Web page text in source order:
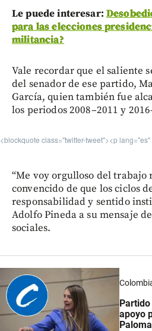
Le puede interesar:
para las elecciones
militancia?
Vale recordar que el saliente
del senador de ese partido,
García, quien también fue
los periodos 2008–2011 y
<blockquote class="twitter-tweet"><p
“Me voy orgulloso del trabajo
convencido de que los ciclos
responsabilidad y sentido
Adolfo Pineda a su mensaje
sociales.
apoyo